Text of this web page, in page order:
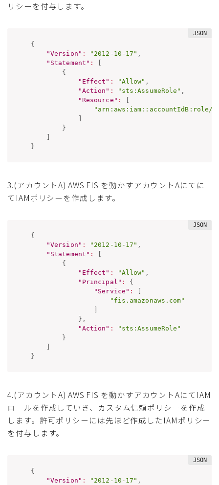
リシーを付与します。
{
"Version" : "2012-10-17" ,
"Statement" :
{
"Effect" : "Allow" ,
"Action" : "sts:AssumeRole" ,
"Resource" :
"arn:aws:iam::accountIdB:role/
}
}
3.(アカウントA) AWS FIS を動かすアカウントAにてに
てIAMポリシーを作成します。
{
"Version" : "2012-10-17" ,
"Statement" :
{
"Effect" : "Allow" ,
"Principal" :
{
"Service" :
"fis.amazonaws.com"
} ,
"Action" :
"sts:AssumeRole"
}
}
4.(アカウントA) AWS FIS を動かすアカウントAにてIAM
ロールを作成していき、カスタム信頼ポリシーを作成
します。許可ポリシーには先ほど作成したIAMポリシー
を付与します。
{
"Version" : "2012-10-17" ,